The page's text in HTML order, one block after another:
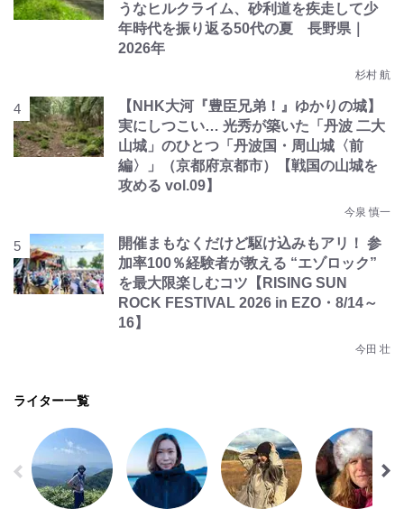
うなヒルクライム、砂利道を疾走して少
年時代を振り返る50代の夏 長野県｜
2026年
杉村 航
【NHK大河『豊臣兄弟！』ゆかりの城】
実にしつこい… 光秀が築いた「丹波 二大
山城」のひとつ「丹波国・周山城〈前
編〉」（京都府京都市）【戦国の山城を
攻める vol.09】
今泉 慎一
開催まもなくだけど駆け込みもアリ！ 参
加率100％経験者が教える “エゾロック”
を最大限楽しむコツ【RISING SUN
ROCK FESTIVAL 2026 in EZO・8/14～
16】
今田 壮
ライター一覧